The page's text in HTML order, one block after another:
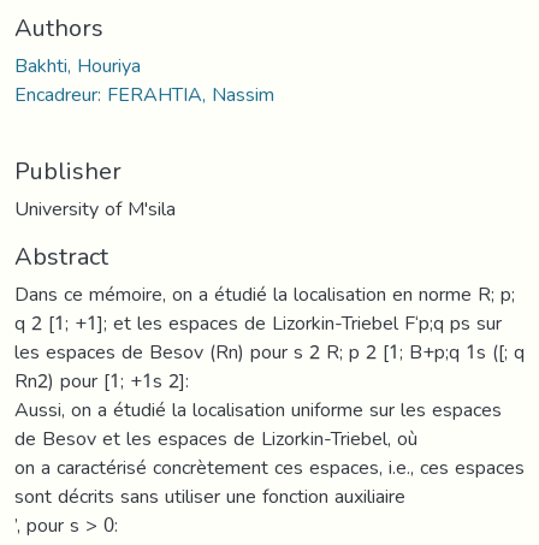
Authors
Bakhti, Houriya
Encadreur: FERAHTIA, Nassim
Publisher
University of M'sila
Abstract
Dans ce mémoire, on a étudié la localisation en norme R; p;
q 2 [1; +1]; et les espaces de Lizorkin-Triebel F‘p;q ps sur
les espaces de Besov (Rn) pour s 2 R; p 2 [1; B+p;q 1s ([; q
Rn2) pour [1; +1s 2]:
Aussi, on a étudié la localisation uniforme sur les espaces
de Besov et les espaces de Lizorkin-Triebel, où
on a caractérisé concrètement ces espaces, i.e., ces espaces
sont décrits sans utiliser une fonction auxiliaire
’, pour s > 0: